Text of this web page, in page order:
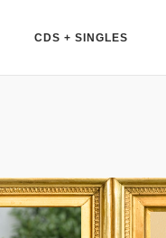
CDS + SINGLES